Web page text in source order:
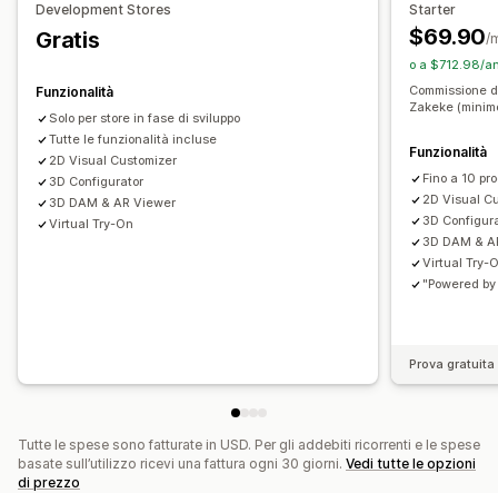
Prezzi
Prezzi personalizzati
Prezzi dinamici
Supplementi per varianti Spese di configurazione
Prezzi a più livelli Supplementi premium
Scorte
Gestione degli SKU
Varianti
Prodotti personalizzati
Trame
Caricamento di file Branding personalizzato
Adattivo per dispositivi mobili
Development Stores
Gratis
Funzionalità
Solo per store in fase di sviluppo
Tutte le funzionalità incluse
2D Visual Customizer
3D Configurator
3D DAM & AR Viewer
Virtual Try-On
Starter
$69.90/
o a $712.98/
Commissione
Zakeke
Funzionalità
Fino a 10
2D Visual
3D
3D DAM &
Virtual Try-
"Powered
Prova
Tutte le spese sono fatturate in USD. Per gli addebiti ricorrenti e le spese
basate sull’utilizzo ricevi una fattura ogni 30 giorni. Vedi tutte le opzioni
di prezzo